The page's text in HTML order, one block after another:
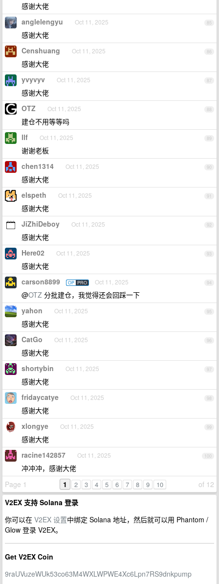
感谢大佬
85
anglelengyu Oct 11, 2025
感谢大佬
86
Censhuang Oct 11, 2025
感谢大佬
87
yvyvyv Oct 11, 2025
感谢大佬
88
OTZ Oct 11, 2025
建仓不用等等吗
89
llf Oct 11, 2025
谢谢老板
90
chen1314 Oct 11, 2025
感谢大佬
91
elspeth Oct 11, 2025
感谢大佬
92
JiZhiDeboy Oct 11, 2025
感谢大佬
93
Here02 Oct 11, 2025
感谢大佬
94
carson8899 OP PRO Oct 11, 2025
@OTZ 分批建仓，我觉得还会回踩一下
95
yahon Oct 11, 2025
感谢大佬
96
CatGo Oct 11, 2025
感谢大佬
97
shortybin Oct 11, 2025
感谢大佬
98
fridaycatye Oct 11, 2025
感谢大佬
99
xlongye Oct 11, 2025
感谢大佬
100
racine142857 Oct 11, 2025
冲冲冲，感谢大佬
Page 1
of 12
1 2 3 4 5 6 7 8 9 10
V2EX 支持 Solana 登录
你可以在 V2EX 设置中绑定 Solana 地址，然后就可以用 Phantom /
Glow 登录 V2EX。
Get V2EX Coin
9raUVuzeWUk53co63M4WXLWPWE4Xc6Lpn7RS9dnkpump